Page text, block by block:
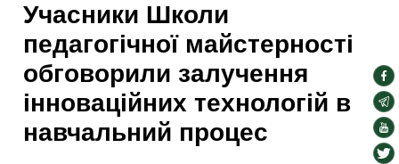
Учасники Школи
педагогічної майстерності
обговорили залучення
інноваційних технологій в
навчальний процес